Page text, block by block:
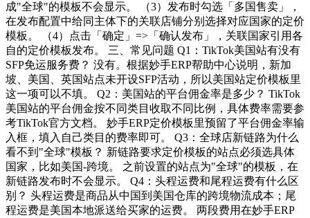
成"全球"的模板不会显示。 （3）发布时勾选「多国售卖」，
在发布配置中给同主体下的关联店铺分别选择对应国家的定价
模板。 （4）点击「确定」=>「确认发布」，关联国家引用各
自的定价模板发布。 三、常见问题 Q1：TikTok美国站有没有
SFP免运服务费？ 没有。根据妙手ERP帮助中心说明，新加
坡、美国、英国站点未开设SFP活动，所以美国站定价模板里
这一项可以不填。 Q2：美国站的平台佣金率是多少？ TikTok
美国站的平台佣金按不同类目收取不同比例，具体费率需要参
考TikTok官方文档。 妙手ERP定价模板里预留了平台佣金率输
入框，填入自己类目的费率即可。 Q3：全球店新链路为什么
看不到"全球"模板？ 新链路要求定价模板的站点必须选具体
国家，比如美国-跨境。 之前设置的站点为"全球"的模板，在
新链路发布时不会显示。 Q4：头程运费和尾程运费有什么区
别？ 头程运费是商品从中国到美国仓库的跨境物流成本；尾
程运费是美国本地派送给买家的运费。 两段费用在妙手ERP